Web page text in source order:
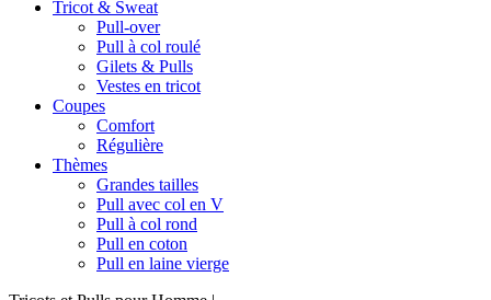
Tricot & Sweat
Pull-over
Pull à col roulé
Gilets & Pulls
Vestes en tricot
Coupes
Comfort
Régulière
Thèmes
Grandes tailles
Pull avec col en V
Pull à col rond
Pull en coton
Pull en laine vierge